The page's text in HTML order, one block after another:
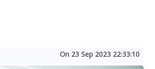
On 23 Sep 2023 22:33:10